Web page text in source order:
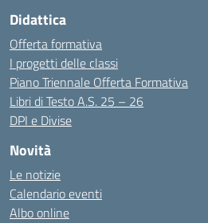
Didattica
Offerta formativa
I progetti delle classi
Piano Triennale Offerta Formativa
Libri di Testo A.S. 25 – 26
DPI e Divise
Novità
Le notizie
Calendario eventi
Albo online